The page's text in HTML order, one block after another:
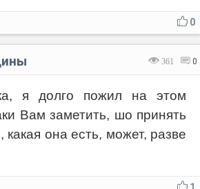
0
361 0
я долго пожил на этом
Вам заметить, шо принять
она есть, может, разве
1